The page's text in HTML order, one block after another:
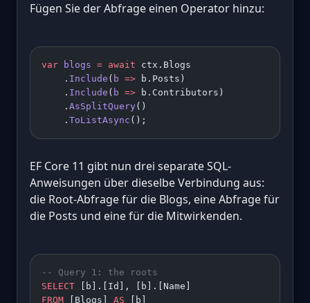
Fügen Sie der Abfrage einen Operator hinzu:
var blogs = await ctx.Blogs
    .
Include ( b => b.Posts)
    .
Include ( b => b.Contributors)
    .
AsSplitQuery()
    .
ToListAsync ();
EF Core 11 gibt nun drei separate SQL-
Anweisungen über dieselbe Verbindung aus:
die Root-Abfrage für die Blogs, eine Abfrage für
die Posts und eine für die Mitwirkenden.
-- Query 1: the roots
SELECT [b].[Id], [b].[Name]
FROM [Blogs] AS [b]